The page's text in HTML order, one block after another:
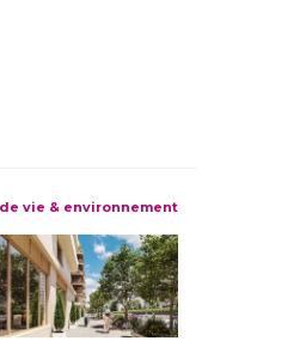
vie & environnement